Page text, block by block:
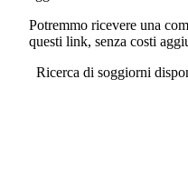
Potremmo ricevere una
questi link, senza costi
Ricerca di soggiorni